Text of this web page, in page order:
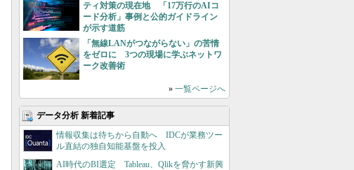
ティ対策の現在地 「17万行のAIコ
ード分析」事例と公的ガイドライン
が示す道筋
「無線LANがつながらない」の苦情
をゼロに 3つの現場に学ぶネットワ
ーク改善術
» 一覧ページへ
データ分析 新着記事
情報収集は待ちから自動へ IDCが業務ツー
ル直結の独自知能基盤を投入
AI時代のBI選定 Tableau、Qlikを脅かす新興